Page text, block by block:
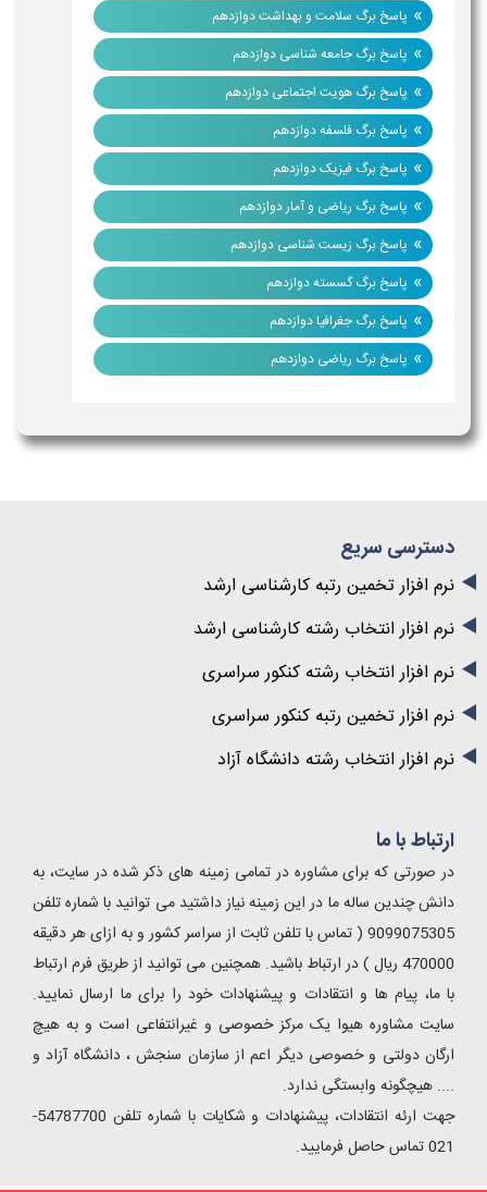
» پاسخ برگ سلامت و بهداشت دوازدهم
» پاسخ برگ جامعه شناسی دوازدهم
» پاسخ برگ هویت اجتماعی دوازدهم
» پاسخ برگ فلسفه دوازدهم
» پاسخ برگ فیزیک دوازدهم
» پاسخ برگ ریاضی و آمار دوازدهم
» پاسخ برگ زیست شناسی دوازدهم
» پاسخ برگ گسسته دوازدهم
» پاسخ برگ جغرافیا دوازدهم
» پاسخ برگ ریاضی دوازدهم
دسترسی سریع
نرم افزار تخمین رتبه کارشناسی ارشد
نرم افزار انتخاب رشته کارشناسی ارشد
نرم افزار انتخاب رشته کنکور سراسری
نرم افزار تخمین رتبه کنکور سراسری
نرم افزار انتخاب رشته دانشگاه آزاد
ارتباط با ما
در صورتی که برای مشاوره در تمامی زمینه های ذکر شده در سایت، به
دانش چندین ساله ما در این زمینه نیاز داشتید می توانید با شماره تلفن
9099075305 ( تماس با تلفن ثابت از سراسر کشور و به ازای هر دقیقه
470000 ریال ) در ارتباط باشید. همچنین می توانید از طریق فرم ارتباط
با ما، پیام ها و انتقادات و پیشنهادات خود را برای ما ارسال نمایید.
سایت مشاوره هیوا یک مرکز خصوصی و غیرانتفاعی است و به هیچ
ارگان دولتی و خصوصی دیگر اعم از سازمان سنجش ، دانشگاه آزاد و
.... هیچگونه وابستگی ندارد.
جهت ارئه انتقادات، پیشنهادات و شکایات با شماره تلفن 54787700-
021 تماس حاصل فرمایید.